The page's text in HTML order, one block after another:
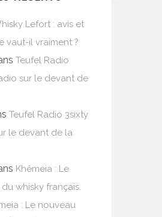
Lefort : avis et
vaut-il vraiment ?
Teufel Radio
sur le devant de
Teufel Radio 3sixty
le devant de la
Khêmeia : Le
whisky français.
: Le nouveau